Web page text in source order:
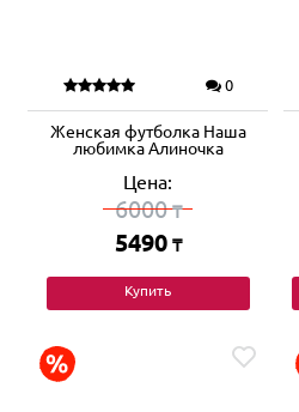
0
Женская футболка Наша
любимка Алиночка
Цена:
6000₸
5490 ₸
Купить